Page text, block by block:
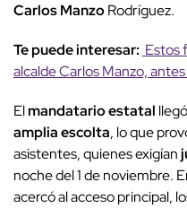
Carlos ManzoRodríguez.
Te puede interesar: Estos
alcalde Carlos Manzo,
Elmandatario estatal
amplia escolta, lo que
asistentes, quienes exigían
noche del 1 de noviembre.
acercó al acceso principal,